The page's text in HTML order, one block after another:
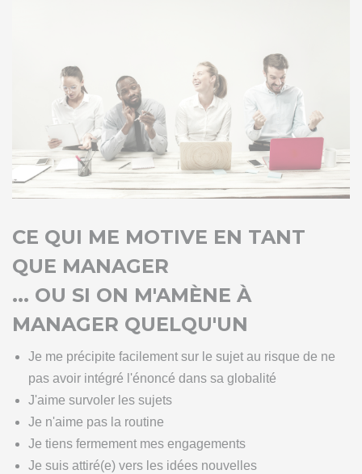
CE QUI ME MOTIVE EN TANT
QUE MANAGER
... OU SI ON M'AMÈNE À
MANAGER QUELQU'UN
Je me précipite facilement sur le sujet au risque de ne
pas avoir intégré l'énoncé dans sa globalité
J'aime survoler les sujets
Je n'aime pas la routine
Je tiens fermement mes engagements
Je suis attiré(e) vers les idées nouvelles